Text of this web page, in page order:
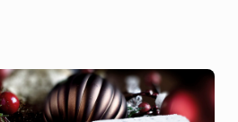
年1月份。